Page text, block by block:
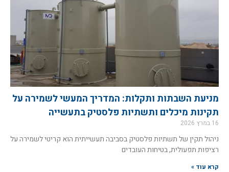
מניעת השבתות ותקלות: המדריך המעשי לשמירה על
תקינות מיכלים ותשתיות פלסטיק בתעשייה
16 במרץ 2026
ניהול תקין של תשתיות פלסטיק בסביבה תעשייתית הוא קריטי לשמירה על
רציפות תפעולית, בטיחות העובדים
קרא עוד »